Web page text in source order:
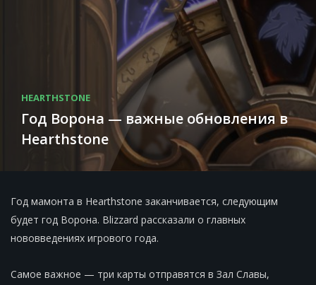
HEARTHSTONE
Год Ворона — важные обновления в
Hearthstone
Год мамонта в Hearthstone заканчивается, следующим
будет год Ворона. Blizzard рассказали о главных
нововведениях игрового года.
Самое важное — три карты отправятся в Зал Славы,